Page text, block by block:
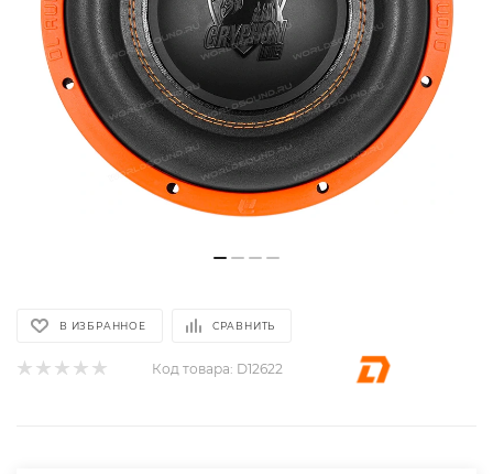
В ИЗБРАННОЕ СРАВНИТЬ
Код товара: D12622